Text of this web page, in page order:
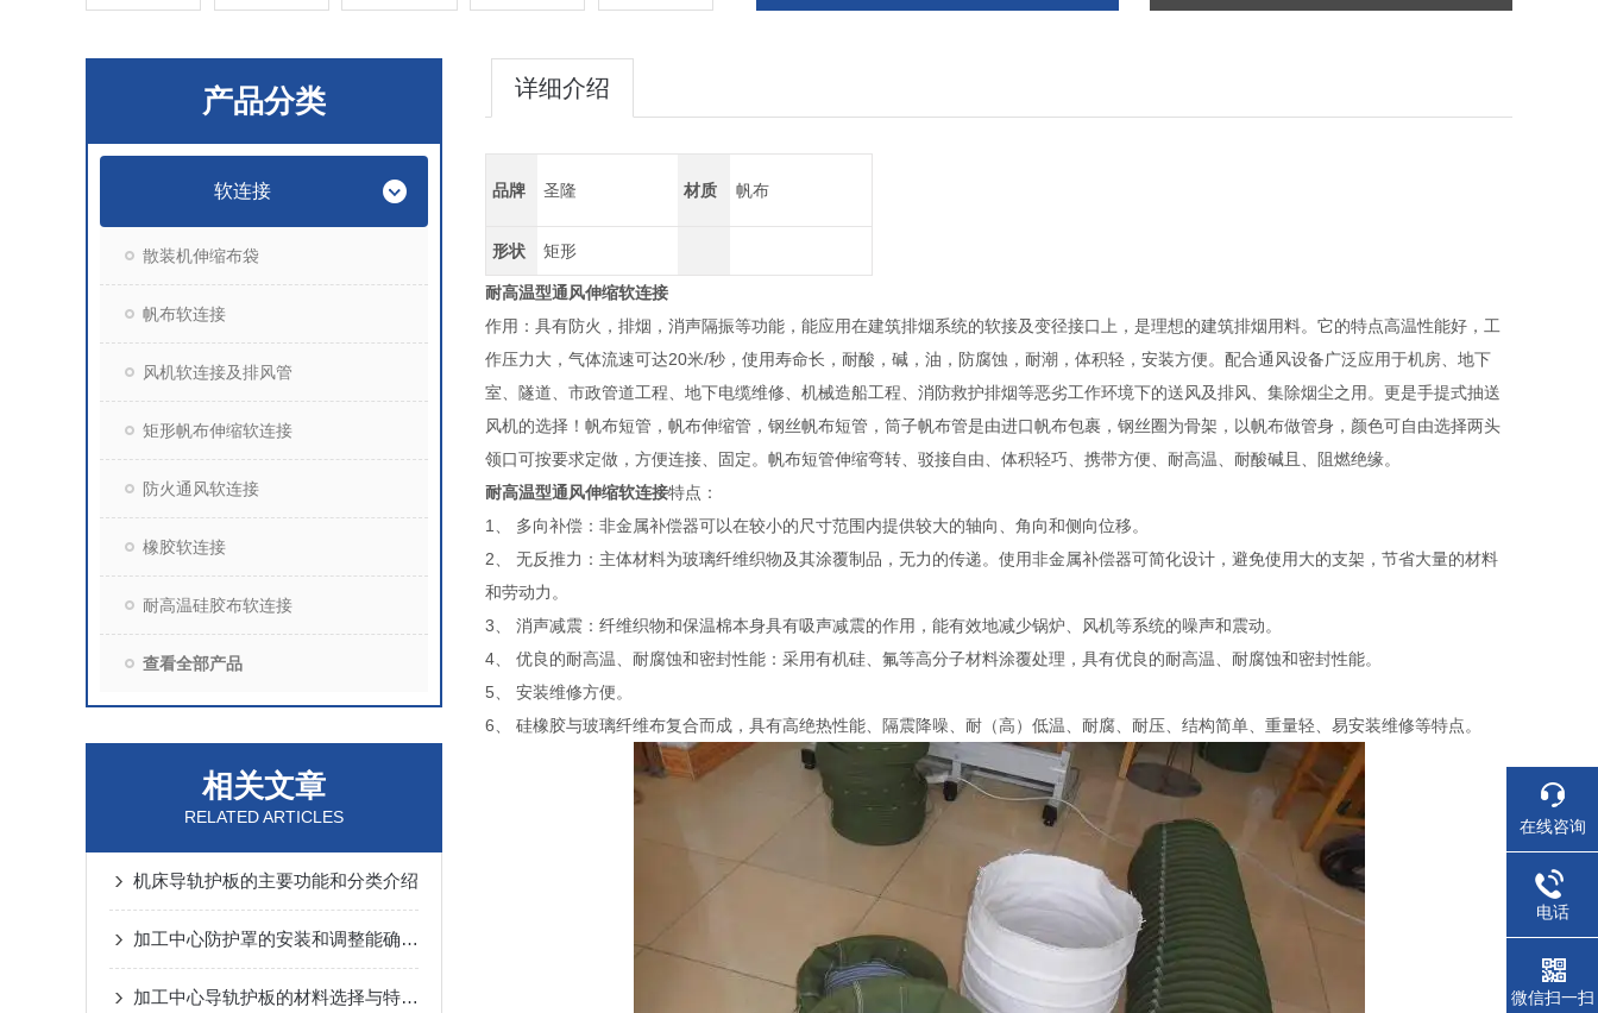
产品分类
软连接
散装机伸缩布袋
帆布软连接
风机软连接及排风管
矩形帆布伸缩软连接
防火通风软连接
橡胶软连接
耐高温硅胶布软连接
查看全部产品
相关文章
RELATED ARTICLES
机床导轨护板的主要功能和分类介绍
加工中心防护罩的安装和调整能确保有效的防护效果
加工中心导轨护板的材料选择与特点说明
详细介绍
品牌 圣隆 材质 帆布
形状 矩形
耐高温型通风伸缩软连接
作用：具有防火，排烟，消声隔振等功能，能应用在建筑排烟系统的软接及变径接口上，是理想的建筑排烟用料。它的特点高温性能好，工
作压力大，气体流速可达20米/秒，使用寿命长，耐酸，碱，油，防腐蚀，耐潮，体积轻，安装方便。配合通风设备广泛应用于机房、地下
室、隧道、市政管道工程、地下电缆维修、机械造船工程、消防救护排烟等恶劣工作环境下的送风及排风、集除烟尘之用。更是手提式抽送
风机的选择！帆布短管，帆布伸缩管，钢丝帆布短管，筒子帆布管是由进口帆布包裹，钢丝圈为骨架，以帆布做管身，颜色可自由选择两头
领口可按要求定做，方便连接、固定。帆布短管伸缩弯转、驳接自由、体积轻巧、携带方便、耐高温、耐酸碱且、阻燃绝缘。
耐高温型通风伸缩软连接特点：
1、 多向补偿：非金属补偿器可以在较小的尺寸范围内提供较大的轴向、角向和侧向位移。
2、 无反推力：主体材料为玻璃纤维织物及其涂覆制品，无力的传递。使用非金属补偿器可简化设计，避免使用大的支架，节省大量的材料
和劳动力。
3、 消声减震：纤维织物和保温棉本身具有吸声减震的作用，能有效地减少锅炉、风机等系统的噪声和震动。
4、 优良的耐高温、耐腐蚀和密封性能：采用有机硅、氟等高分子材料涂覆处理，具有优良的耐高温、耐腐蚀和密封性能。
5、 安装维修方便。
6、 硅橡胶与玻璃纤维布复合而成，具有高绝热性能、隔震降噪、耐（高）低温、耐腐、耐压、结构简单、重量轻、易安装维修等特点。
在线咨询
电话
微信扫一扫